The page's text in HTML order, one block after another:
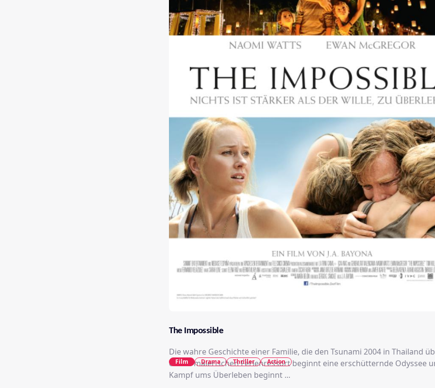
The Impossible
Die wahre Geschichte einer Familie, die den Tsunami 2004 in Thailand
einem malerischen Ferienressort beginnt eine erschütternde Odyssee
Kampf ums Überleben beginnt ...
Film Drama Thriller Action